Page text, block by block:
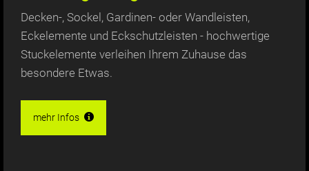
Decken-, Sockel, Gardinen- oder Wandleisten,
Eckelemente und Eckschutzleisten - hochwertige
Stuckelemente verleihen Ihrem Zuhause das
besondere Etwas.
mehr Infos